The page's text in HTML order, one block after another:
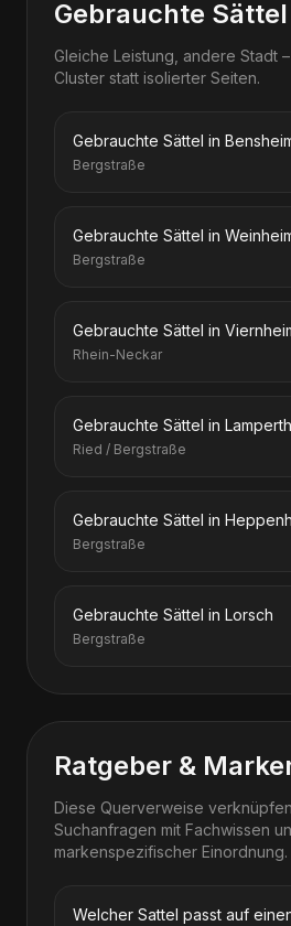
Gebrauchte Sättel
Gleiche Leistung, andere Stadt
Cluster statt isolierter Seiten.
Gebrauchte Sättel in
Bergstraße
Gebrauchte Sättel in
Bergstraße
Gebrauchte Sättel in
Rhein-Neckar
Gebrauchte Sättel in
Ried / Bergstraße
Gebrauchte Sättel in
Bergstraße
Gebrauchte Sättel in Lorsch
Bergstraße
Ratgeber &
Diese Querverweise
Suchanfragen mit Fachwissen
markenspezifischer Einordnung.
Welcher Sattel passt auf